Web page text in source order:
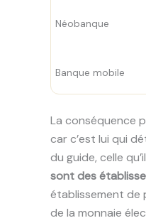
Néobanque
Banque mobile
La conséquence
car c’est lui qui
du guide, celle
sont des
établissement de
de la monnaie